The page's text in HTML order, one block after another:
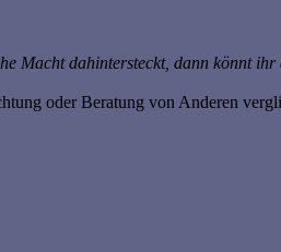
Macht dahintersteckt, dann könnt
oder Beratung von Anderen